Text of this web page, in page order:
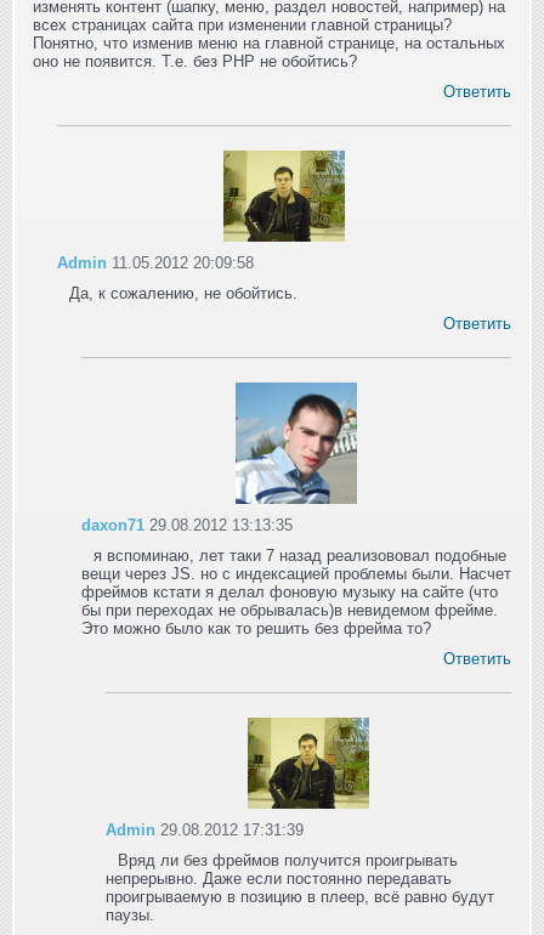
изменять контент (шапку, меню, раздел новостей, например) на
всех страницах сайта при изменении главной страницы?
Понятно, что изменив меню на главной странице, на остальных
оно не появится. Т.е. без PHP не обойтись?
Ответить
Admin 11.05.2012 20:09:58
Да, к сожалению, не обойтись.
Ответить
daxon71 29.08.2012 13:13:35
я вспоминаю, лет таки 7 назад реализововал подобные
вещи через JS. но с индексацией проблемы были. Насчет
фреймов кстати я делал фоновую музыку на сайте (что
бы при переходах не обрывалась)в невидемом фрейме.
Это можно было как то решить без фрейма то?
Ответить
Admin 29.08.2012 17:31:39
Вряд ли без фреймов получится проигрывать
непрерывно. Даже если постоянно передавать
проигрываемую в позицию в плеер, всё равно будут
паузы.